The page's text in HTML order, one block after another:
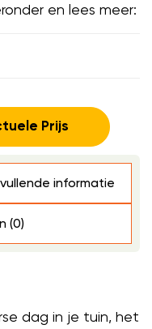
en lees meer:
Prijs
informatie
(0)
dag in je tuin, het